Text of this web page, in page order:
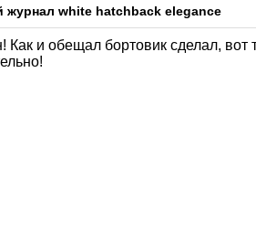
журнал white hatchback elegance
Как и обещал бортовик сделал,